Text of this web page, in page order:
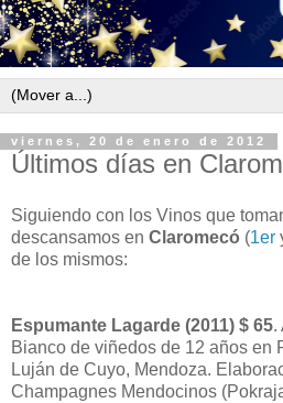
viernes, 20 de enero de 2012
Últimos días en
Siguiendo con los Vinos que
descansamos en Claromecó (1er
de los mismos:
Espumante Lagarde (2011) $ 65.
Bianco de viñedos de 12 años en
Luján de Cuyo, Mendoza.
Champagnes Mendocinos